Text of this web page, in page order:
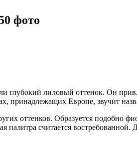
фото
глубокий лиловый оттенок. Он
принадлежащих Европе, звучит
оттенков. Образуется подобно
палитра считается